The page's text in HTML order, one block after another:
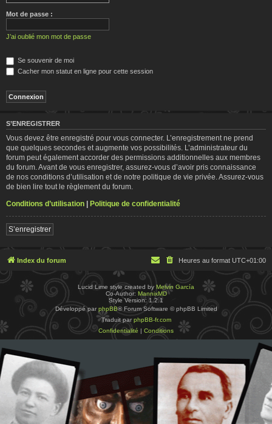
Mot de passe :
J’ai oublié mon mot de passe
Se souvenir de moi
Cacher mon statut en ligne pour cette session
S’ENREGISTRER
Vous devez être enregistré pour vous connecter. L’enregistrement ne prend
que quelques secondes et augmente vos possibilités. L’administrateur du
forum peut également accorder des permissions additionnelles aux membres
du forum. Avant de vous enregistrer, assurez-vous d’avoir pris connaissance
de nos conditions d’utilisation et de notre politique de vie privée. Assurez-vous
de bien lire tout le règlement du forum.
Conditions d’utilisation | Politique de confidentialité
S’enregistrer
Index du forum Heures au format UTC+01:00
Lucid Lime style created by Melvin García
Co-Author: MannixMD
Style Version: 1.2.1
Développé par phpBB® Forum Software © phpBB Limited
Traduit par phpBB-fr.com
Confidentialité | Conditions